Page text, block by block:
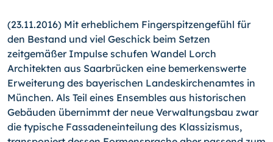
(23.11.2016) Mit erheblichem Fingerspitzengefühl für
den Bestand und viel Geschick beim Setzen
zeitgemäßer Impulse schufen Wandel Lorch
Architekten aus Saarbrücken eine bemerkenswerte
Erweiterung des bayerischen Landeskirchenamtes in
München. Als Teil eines Ensembles aus historischen
Gebäuden übernimmt der neue Verwaltungsbau zwar
die typische Fassadeneinteilung des Klassizismus,